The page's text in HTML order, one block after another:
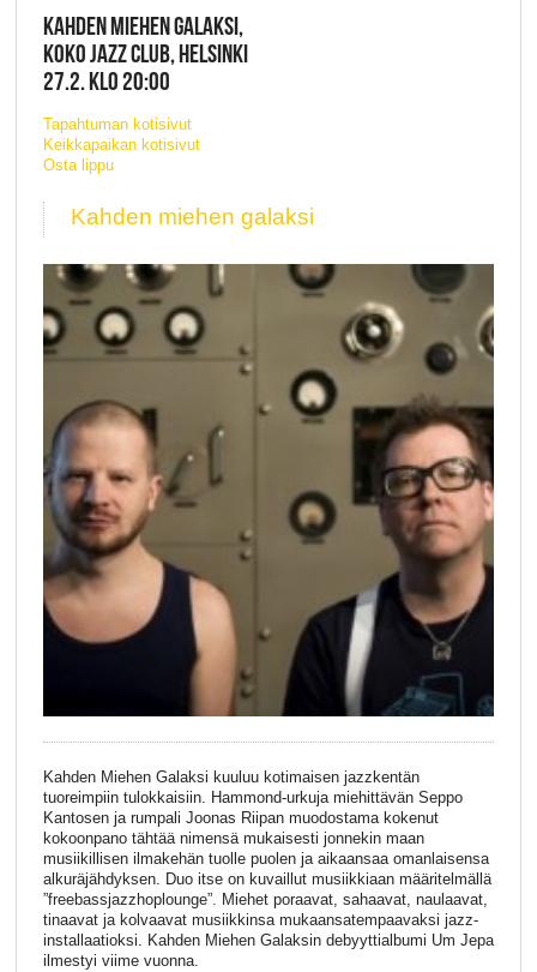
KAHDEN MIEHEN GALAKSI,
KOKO JAZZ CLUB, HELSINKI
27.2. KLO 20:00
Tapahtuman kotisivut
Keikkapaikan kotisivut
Osta lippu
Kahden miehen galaksi
Kahden Miehen Galaksi kuuluu kotimaisen jazzkentän
tuoreimpiin tulokkaisiin. Hammond-urkuja miehittävän Seppo
Kantosen ja rumpali Joonas Riipan muodostama kokenut
kokoonpano tähtää nimensä mukaisesti jonnekin maan
musiikillisen ilmakehän tuolle puolen ja aikaansaa omanlaisensa
alkuräjähdyksen. Duo itse on kuvaillut musiikkiaan määritelmällä
”freebassjazzhoplounge”. Miehet poraavat, sahaavat, naulaavat,
tinaavat ja kolvaavat musiikkinsa mukaansatempaavaksi jazz-
installaatioksi. Kahden Miehen Galaksin debyyttialbumi Um Jepa
ilmestyi viime vuonna.